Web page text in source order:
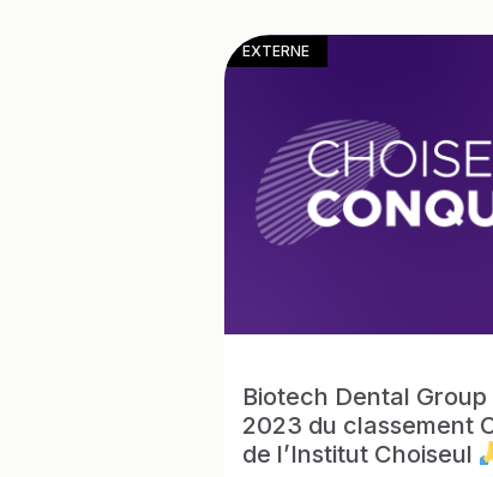
EXTERNE
Biotech Dental
2023 du classement
de l’Institut Choiseul